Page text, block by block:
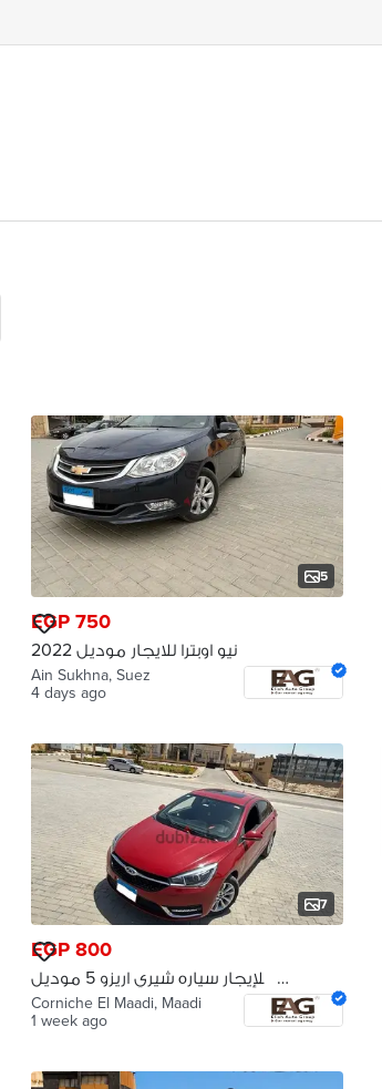
5
EGP 750
نيو اوبترا للايجار موديل 2022
Ain Sukhna, Suez
4 days ago
7
EGP 800
للإيجار سياره شيري اريزو 5 موديل
2022 For rent a Chery Arrizo 5
model
Corniche El Maadi, Maadi
1 week ago